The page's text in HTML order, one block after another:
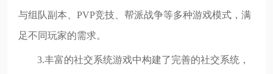
与组队副本、PVP竞技、帮派战争等多种游戏模式，满
足不同玩家的需求。
3.丰富的社交系统游戏中构建了完善的社交系统，